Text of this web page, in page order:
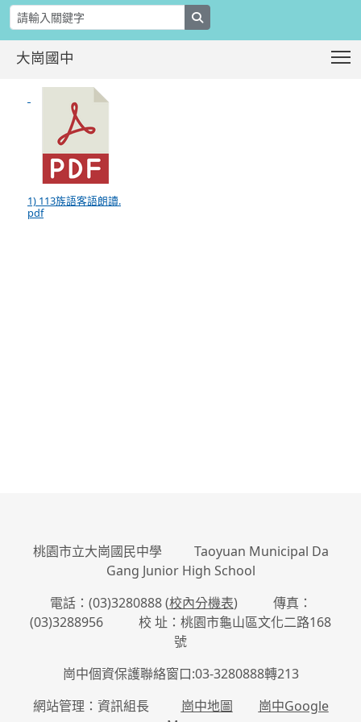
大崗國中
公告本校113學年度校內語文競賽-原
1) 113族語客語朗讀.
pdf
桃園市立大崗國民中學 Taoyuan Municipal Da
Gang Junior High School
電話：(03)3280888 (校內分機表) 傳真：
(03)3288956 校 址：桃園市龜山區文化二路168
號
崗中個資保護聯絡窗口:03-3280888轉213
網站管理：資訊組長 崗中地圖
崗中Google